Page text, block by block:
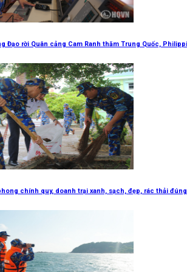
Đạo rời Quân cảng Cam Ranh thăm Trung Quốc,
chính quy, doanh trại xanh, sạch, đẹp, rác thải